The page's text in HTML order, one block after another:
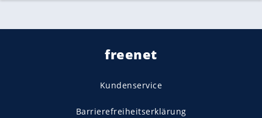
freenet
Kundenservice
Barrierefreiheitserklärung